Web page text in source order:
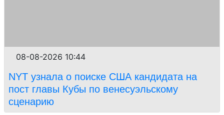
08-08-2026 10:44
NYT узнала о поиске США кандидата на
пост главы Кубы по венесуэльскому
сценарию